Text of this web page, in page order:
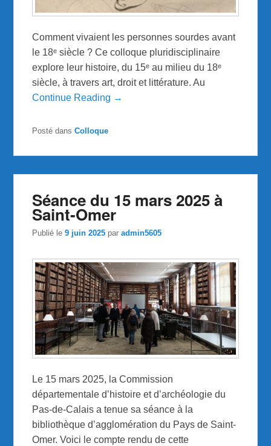
Comment vivaient les personnes sourdes avant
le 18ᵉ siècle ? Ce colloque pluridisciplinaire
explore leur histoire, du 15ᵉ au milieu du 18ᵉ
siècle, à travers art, droit et littérature. Au
Continue Reading →
Posté dans Colloque
Séance du 15 mars 2025 à
Saint-Omer
Publié le9 juin 2025 paradmin5605
Le 15 mars 2025, la Commission
départementale d’histoire et d’archéologie du
Pas-de-Calais a tenue sa séance à la
bibliothèque d’agglomération du Pays de Saint-
Omer. Voici le compte rendu de cette